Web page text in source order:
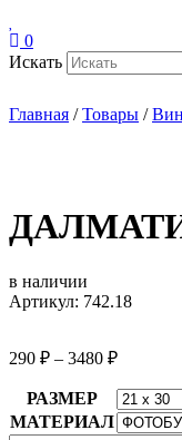
0
Искать
Главная /Товары /
в наличии
Артикул: 742.18
290 ₽ – 3480 ₽
РАЗМЕР
МАТЕРИАЛ